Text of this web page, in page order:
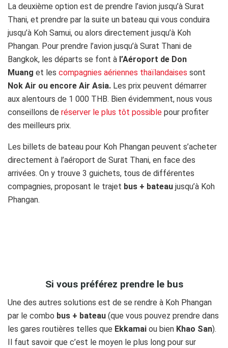
La deuxième option est de prendre l’avion jusqu’à Surat
Thani, et prendre par la suite un bateau qui vous conduira
jusqu’à Koh Samui, ou alors directement jusqu’à Koh
Phangan. Pour prendre l’avion jusqu’à Surat Thani de
Bangkok, les départs se font à l’Aéroport de Don
Muang et les compagnies aériennes thaïlandaises sont
Nok Air ou encore Air Asia. Les prix peuvent démarrer
aux alentours de 1 000 THB. Bien évidemment, nous vous
conseillons de réserver le plus tôt possible pour profiter
des meilleurs prix.
Les billets de bateau pour Koh Phangan peuvent s’acheter
directement à l’aéroport de Surat Thani, en face des
arrivées. On y trouve 3 guichets, tous de différentes
compagnies, proposant le trajet bus + bateau jusqu’à Koh
Phangan.
Si vous préférez prendre le bus
Une des autres solutions est de se rendre à Koh Phangan
par le combo bus + bateau (que vous pouvez prendre dans
les gares routières telles que Ekkamai ou bien Khao San).
Il faut savoir que c’est le moyen le plus long pour sur